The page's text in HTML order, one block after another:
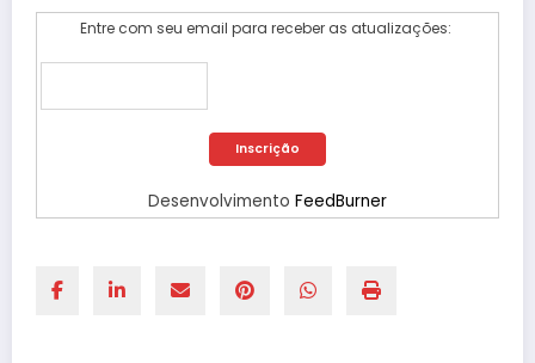
Entre com seu email para receber as atualizações:
Desenvolvimento FeedBurner